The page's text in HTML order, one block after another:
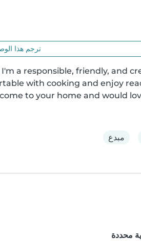
ترجم هذا
a responsible, friendly, and
with cooking and enjoy
to your home and would
مبدع
محددة